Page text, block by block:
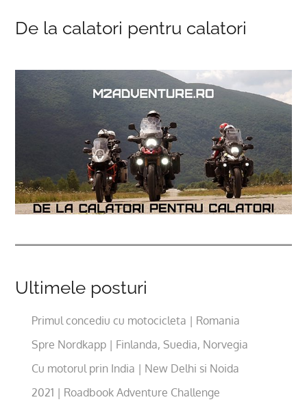
De la calatori pentru calatori
Ultimele posturi
Primul concediu cu motocicleta | Romania
Spre Nordkapp | Finlanda, Suedia, Norvegia
Cu motorul prin India | New Delhi si Noida
2021 | Roadbook Adventure Challenge